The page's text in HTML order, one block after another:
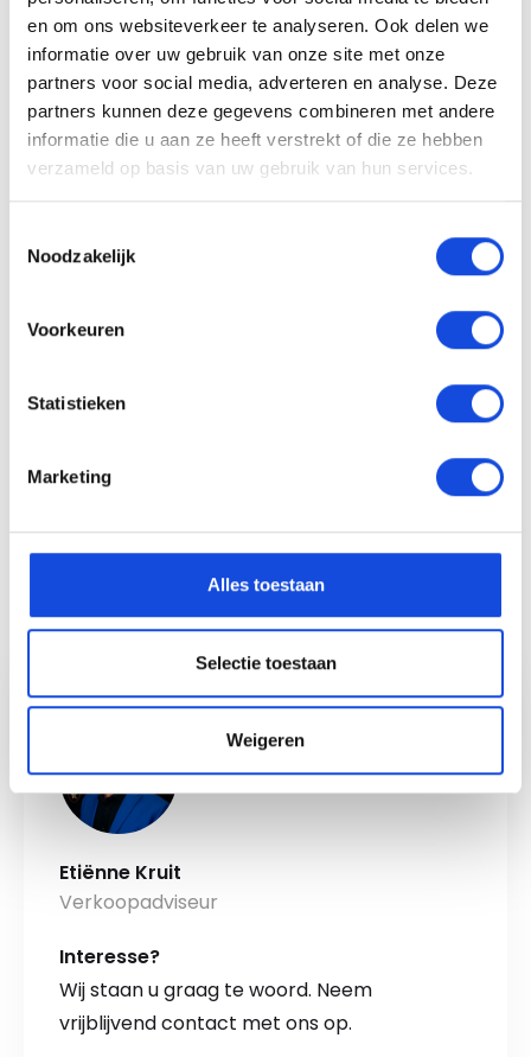
en om ons websiteverkeer te analyseren. Ook delen we
informatie over uw gebruik van onze site met onze
partners voor social media, adverteren en analyse. Deze
partners kunnen deze gegevens combineren met andere
informatie die u aan ze heeft verstrekt of die ze hebben
verzameld op basis van uw gebruik van hun services.
Noodzakelijk
Voorkeuren
Statistieken
Marketing
Alles toestaan
Selectie toestaan
Weigeren
bel dan onze verkoopadviseurs. GELD VRIJMAKEN?
WIJ BETALEN OOK TOE OP EEN GOEDKOPE AUTO!
Alle moeite is genomen om de informatie op deze
internetsite zo accuraat en actueel mogelijk weer
te geven. Fouten zijn echter nooit uit te sluiten.
beslissing zouden kunnen beïnvloeden.
Een proefrit levert het overtuigende bewijs. Bel nu
Maak een afspraak
Etiënne Kruit
Verkoopadviseur
Interesse?
Wij staan u graag te woord. Neem
vrijblijvend contact met ons op.